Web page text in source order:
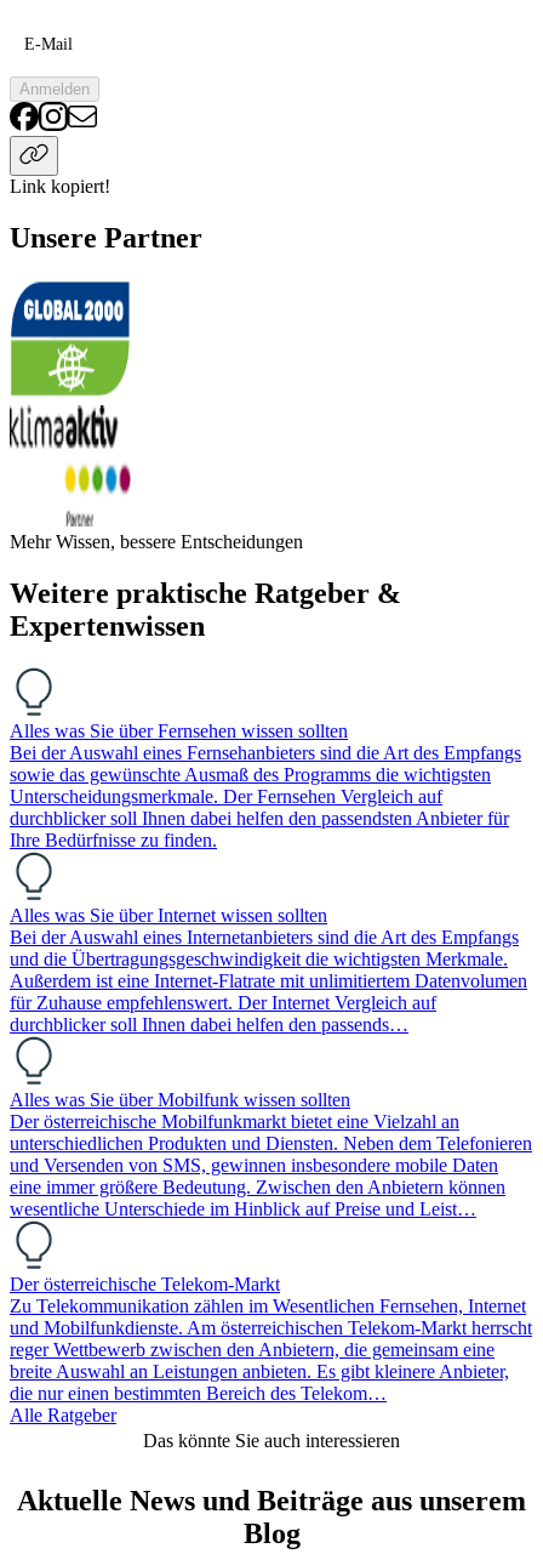
E-Mail
Anmelden
Link kopiert!
Unsere Partner
Mehr Wissen, bessere Entscheidungen
Weitere praktische Ratgeber &
Expertenwissen
Alles was Sie über Fernsehen wissen sollten
Bei der Auswahl eines Fernsehanbieters sind die Art des Empfangs
sowie das gewünschte Ausmaß des Programms die wichtigsten
Unterscheidungsmerkmale. Der Fernsehen Vergleich auf
durchblicker soll Ihnen dabei helfen den passendsten Anbieter für
Ihre Bedürfnisse zu finden.
Alles was Sie über Internet wissen sollten
Bei der Auswahl eines Internetanbieters sind die Art des Empfangs
und die Übertragungsgeschwindigkeit die wichtigsten Merkmale.
Außerdem ist eine Internet-Flatrate mit unlimitiertem Datenvolumen
für Zuhause empfehlenswert. Der Internet Vergleich auf
durchblicker soll Ihnen dabei helfen den passends…
Alles was Sie über Mobilfunk wissen sollten
Der österreichische Mobilfunkmarkt bietet eine Vielzahl an
unterschiedlichen Produkten und Diensten. Neben dem Telefonieren
und Versenden von SMS, gewinnen insbesondere mobile Daten
eine immer größere Bedeutung. Zwischen den Anbietern können
wesentliche Unterschiede im Hinblick auf Preise und Leist…
Der österreichische Telekom-Markt
Zu Telekommunikation zählen im Wesentlichen Fernsehen, Internet
und Mobilfunkdienste. Am österreichischen Telekom-Markt herrscht
reger Wettbewerb zwischen den Anbietern, die gemeinsam eine
breite Auswahl an Leistungen anbieten. Es gibt kleinere Anbieter,
die nur einen bestimmten Bereich des Telekom…
Alle Ratgeber
Das könnte Sie auch interessieren
Aktuelle News und Beiträge aus unserem
Blog